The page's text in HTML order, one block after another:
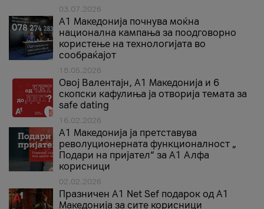
03.07.2026
A1 Македонија почнува моќна
национална кампања за поодговорно
користење на технологијата во
сообраќајот
18.05.2026
Овој Валентајн, A1 Македонија и 6
скопски кафулиња ја отворија темата за
safe dating
16.02.2026
А1 Македонија ја претставува
револуционерната функционалност „
Подари на пријател“ за А1 Алфа
корисници
02.02.2026
Празничен A1 Net Sеf подарок од А1
Македонија за сите корисници